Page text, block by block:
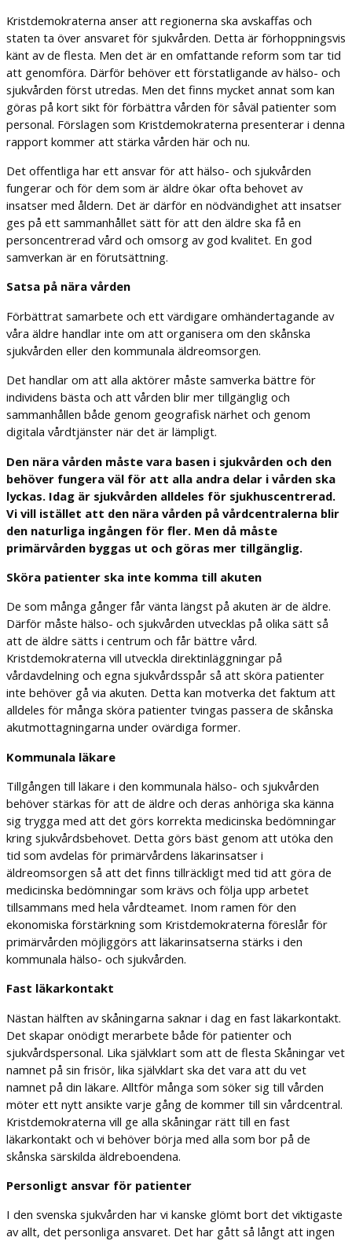
Kristdemokraterna anser att regionerna ska avskaffas och
staten ta över ansvaret för sjukvården. Detta är förhoppningsvis
känt av de flesta. Men det är en omfattande reform som tar tid
att genomföra. Därför behöver ett förstatligande av hälso- och
sjukvården först utredas. Men det finns mycket annat som kan
göras på kort sikt för förbättra vården för såväl patienter som
personal. Förslagen som Kristdemokraterna presenterar i denna
rapport kommer att stärka vården här och nu.
Det offentliga har ett ansvar för att hälso- och sjukvården
fungerar och för dem som är äldre ökar ofta behovet av
insatser med åldern. Det är därför en nödvändighet att insatser
ges på ett sammanhållet sätt för att den äldre ska få en
personcentrerad vård och omsorg av god kvalitet. En god
samverkan är en förutsättning.
Satsa på nära vården
Förbättrat samarbete och ett värdigare omhändertagande av
våra äldre handlar inte om att organisera om den skånska
sjukvården eller den kommunala äldreomsorgen.
Det handlar om att alla aktörer måste samverka bättre för
individens bästa och att vården blir mer tillgänglig och
sammanhållen både genom geografisk närhet och genom
digitala vårdtjänster när det är lämpligt.
Den nära vården måste vara basen i sjukvården och den
behöver fungera väl för att alla andra delar i vården ska
lyckas. Idag är sjukvården alldeles för sjukhuscentrerad.
Vi vill istället att den nära vården på vårdcentralerna blir
den naturliga ingången för fler. Men då måste
primärvården byggas ut och göras mer tillgänglig.
Sköra patienter ska inte komma till akuten
De som många gånger får vänta längst på akuten är de äldre.
Därför måste hälso- och sjukvården utvecklas på olika sätt så
att de äldre sätts i centrum och får bättre vård.
Kristdemokraterna vill utveckla direktinläggningar på
vårdavdelning och egna sjukvårdsspår så att sköra patienter
inte behöver gå via akuten. Detta kan motverka det faktum att
alldeles för många sköra patienter tvingas passera de skånska
akutmottagningarna under ovärdiga former.
Kommunala läkare
Tillgången till läkare i den kommunala hälso- och sjukvården
behöver stärkas för att de äldre och deras anhöriga ska känna
sig trygga med att det görs korrekta medicinska bedömningar
kring sjukvårdsbehovet. Detta görs bäst genom att utöka den
tid som avdelas för primärvårdens läkarinsatser i
äldreomsorgen så att det finns tillräckligt med tid att göra de
medicinska bedömningar som krävs och följa upp arbetet
tillsammans med hela vårdteamet. Inom ramen för den
ekonomiska förstärkning som Kristdemokraterna föreslår för
primärvården möjliggörs att läkarinsatserna stärks i den
kommunala hälso- och sjukvården.
Fast läkarkontakt
Nästan hälften av skåningarna saknar i dag en fast läkarkontakt.
Det skapar onödigt merarbete både för patienter och
sjukvårdspersonal. Lika självklart som att de flesta Skåningar vet
namnet på sin frisör, lika självklart ska det vara att du vet
namnet på din läkare. Alltför många som söker sig till vården
möter ett nytt ansikte varje gång de kommer till sin vårdcentral.
Kristdemokraterna vill ge alla skåningar rätt till en fast
läkarkontakt och vi behöver börja med alla som bor på de
skånska särskilda äldreboendena.
Personligt ansvar för patienter
I den svenska sjukvården har vi kanske glömt bort det viktigaste
av allt, det personliga ansvaret. Det har gått så långt att ingen